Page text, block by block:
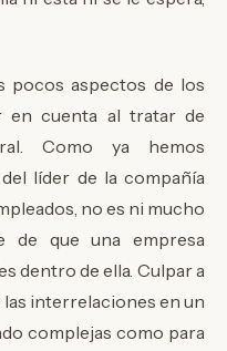
pocos aspectos de los
en cuenta al tratar de
Como ya hemos
líder de la compañía
no es ni mucho
de que una empresa
dentro de ella. Culpar a
interrelaciones en un
complejas como para